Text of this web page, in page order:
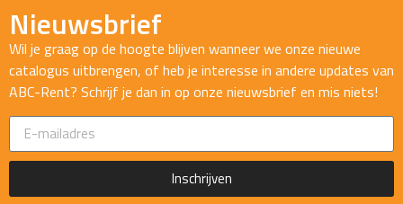
Nieuwsbrief
Wil je graag op de hoogte blijven wanneer we onze nieuwe
catalogus uitbrengen, of heb je interesse in andere updates van
ABC-Rent? Schrijf je dan in op onze nieuwsbrief en mis niets!
Inschrijven